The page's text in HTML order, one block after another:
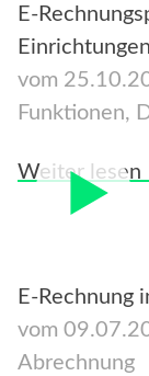
AKTUELLES
ÜBER UNS
KONTAKT
E-
vom
Funktionen,
Weiter lesen
E-Rechnung
vom
Abrechnung